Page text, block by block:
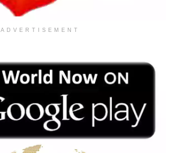
ADVERTISEMENT